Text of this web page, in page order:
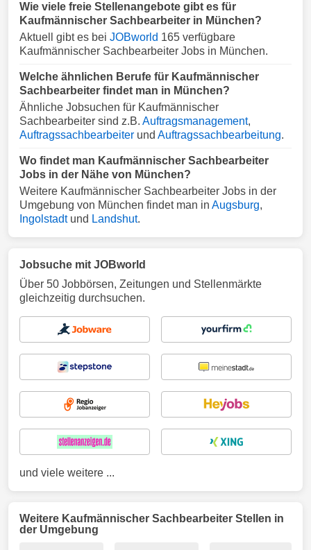
Wie viele freie Stellenangebote gibt es für
Kaufmännischer Sachbearbeiter in München?
Aktuell gibt es bei JOBworld 165 verfügbare
Kaufmännischer Sachbearbeiter Jobs in München.
Welche ähnlichen Berufe für Kaufmännischer
Sachbearbeiter findet man in München?
Ähnliche Jobsuchen für Kaufmännischer
Sachbearbeiter sind z.B. Auftragsmanagement,
Auftragssachbearbeiter und Auftragssachbearbeitung.
Wo findet man Kaufmännischer Sachbearbeiter
Jobs in der Nähe von München?
Weitere Kaufmännischer Sachbearbeiter Jobs in der
Umgebung von München findet man in Augsburg,
Ingolstadtund Landshut.
Jobsuche mit JOBworld
Über 50 Jobbörsen, Zeitungen und Stellenmärkte
gleichzeitig durchsuchen.
und viele weitere ...
Weitere Kaufmännischer Sachbearbeiter Stellen in
der Umgebung